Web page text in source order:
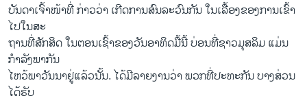
ບັນດາເຈົ້າໜ້າທີ່ ກ່າວວ່າ ເກີດການສົນລະວົນກັນ ໃນເລື້ອງຂອງການເຂົ້າ
ໄປໃນສະ
ຖານທີ່ສັກສິດ ໃນຕອນເຊົ້າຂອງວັນອາທິດມື້ນີ້ ບ່ອນທີ່ຊາວມຸສລິມ ແມ່ນ
ກຳລັງພາກັນ
ໄຫວ້ພາວັນນາຢູ່ແລ້ວນັ້ນ. ໄດ້ມີລາຍງານວ່າ ພວກທີ່ປະທະກັນ ບາງສ່ວນ